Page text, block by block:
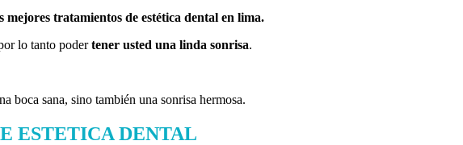
mejores tratamientos de estética dental en lima.
lo tanto podertener usted una linda sonrisa.
boca sana, sino también una sonrisa hermosa.
ESTETICA DENTAL